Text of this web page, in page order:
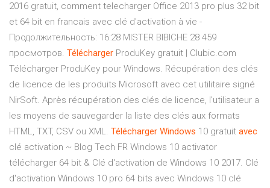
2016 gratuit, comment telecharger Office 2013 pro plus 32 bit
et 64 bit en francais avec clé d'activation à vie -
Продолжительность: 16:28 MISTER BIBICHE 28 459
просмотров. Télécharger ProduKey gratuit | Clubic.com
Télécharger ProduKey pour Windows. Récupération des clés
de licence de les produits Microsoft avec cet utilitaire signé
NirSoft. Après récupération des clés de licence, l'utilisateur a
les moyens de sauvegarder la liste des clés aux formats
HTML, TXT, CSV ou XML. Télécharger Windows 10 gratuit avec
clé activation ~ Blog Tech FR Windows 10 activator
télécharger 64 bit & Clé d'activation de Windows 10 2017. Clé
d'activation Windows 10 pro 64 bits avec Windows 10 clé